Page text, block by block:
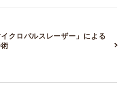
クロパルスレーザー」による